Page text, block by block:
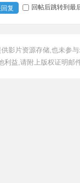
复 回帖后跳转到最
影片资源存储,也未参
利益,请附上版权证明